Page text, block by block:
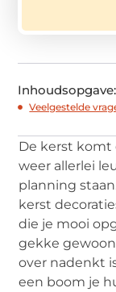
Inhoudsopgave:
Veelgestelde
De kerst komt
weer allerlei
planning
kerst
die je mooi
gekke
over nadenkt
een boom je